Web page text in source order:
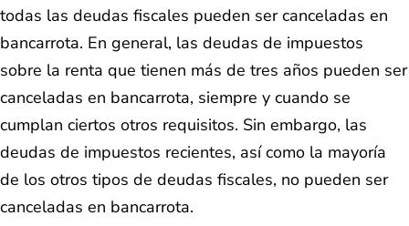
todas las deudas fiscales pueden ser canceladas en
bancarrota. En general, las deudas de impuestos
sobre la renta que tienen más de tres años pueden ser
canceladas en bancarrota, siempre y cuando se
cumplan ciertos otros requisitos. Sin embargo, las
deudas de impuestos recientes, así como la mayoría
de los otros tipos de deudas fiscales, no pueden ser
canceladas en bancarrota.